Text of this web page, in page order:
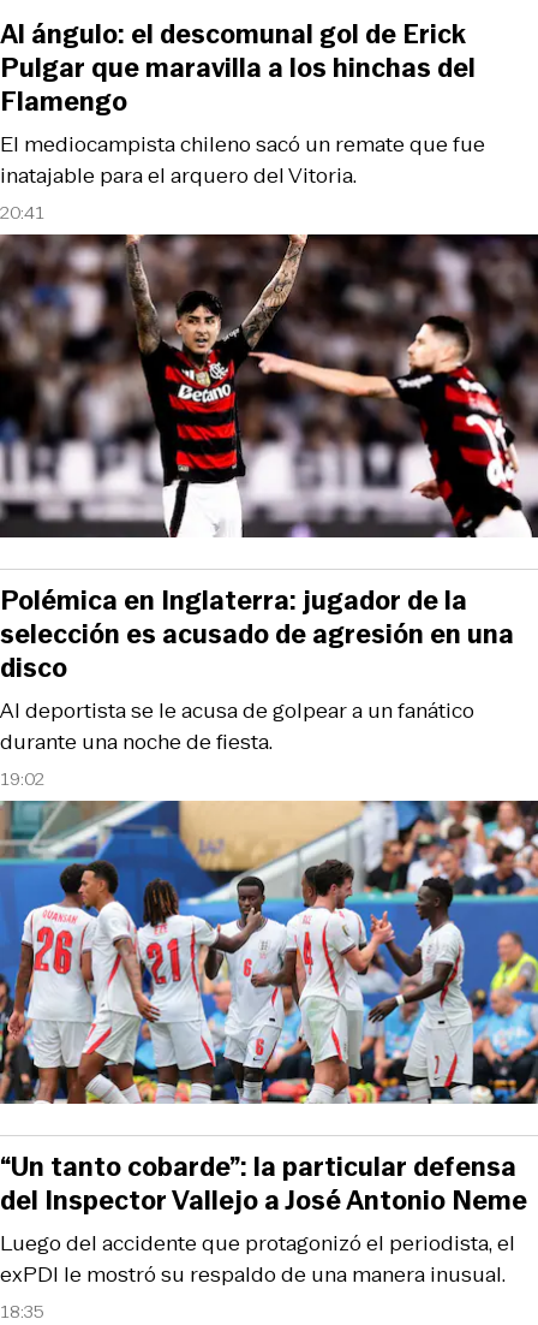
20:41
El mediocampista chileno sacó un remate que fue
inatajable para el arquero del Vitoria.
Al ángulo: el descomunal gol de Erick
Pulgar que maravilla a los hinchas del
Flamengo
19:02
Al deportista se le acusa de golpear a un fanático
durante una noche de fiesta.
Polémica en Inglaterra: jugador de la
selección es acusado de agresión en una
disco
18:35
Luego del accidente que protagonizó el periodista, el
exPDI le mostró su respaldo de una manera inusual.
“Un tanto cobarde”: la particular defensa
del Inspector Vallejo a José Antonio Neme